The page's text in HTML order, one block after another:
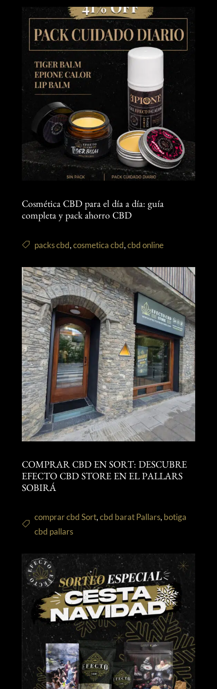
Cosmética CBD para el día a día: guía
completa y pack ahorro CBD
packs cbd,cosmetica cbd,cbd online
COMPRAR CBD EN SORT: DESCUBRE
EFECTO CBD STORE EN EL PALLARS
SOBIRÁ
comprar cbd Sort,cbd barat Pallars, botiga
cbd pallars